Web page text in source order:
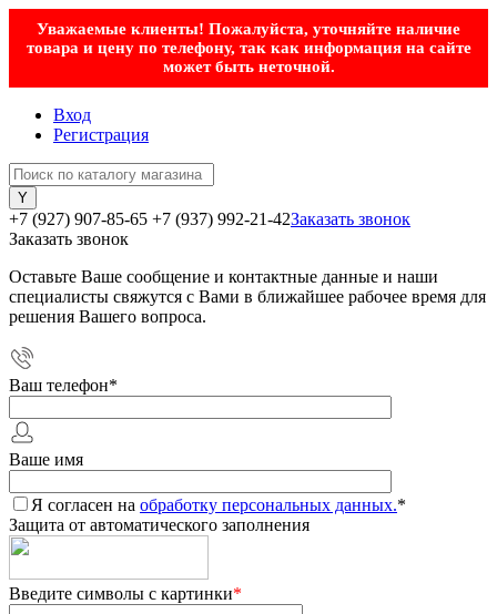
Уважаемые клиенты! Пожалуйста, уточняйте наличие
товара и цену по телефону, так как информация на сайте
может быть неточной.
Вход
Регистрация
+7 (927) 907-85-65 +7 (937) 992-21-42Заказать звонок
Заказать звонок
Оставьте Ваше сообщение и контактные данные и наши
специалисты свяжутся с Вами в ближайшее рабочее время для
решения Вашего вопроса.
Ваш телефон*
Ваше имя
Я согласен на обработку персональных данных.*
Защита от автоматического заполнения
Введите символы с картинки*